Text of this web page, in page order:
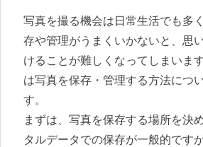
写真を撮る機会は日常生活でも多
存や管理がうまくいかないと、思
けることが難しくなってしまいま
は写真を保存・管理する方法につ
す。
まずは、写真を保存する場所を決
タルデータでの保存が一般的です